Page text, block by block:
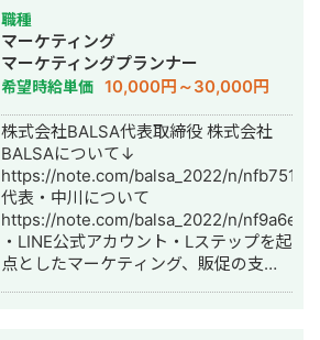
職種
マーケティング
マーケティングプランナー
希望時給単価 10,000円～30,000円
株式会社BALSA代表取締役 株式会社
BALSAについて↓
https://note.com/balsa_2022/n/
代表・中川について
https://note.com/balsa_2022/n/
・LINE公式アカウント・Lステップを起
点としたマーケティング、販促の支援